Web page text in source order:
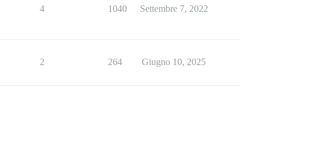
4 1040 Settembre 7, 2022
2 264 Giugno 10, 2025